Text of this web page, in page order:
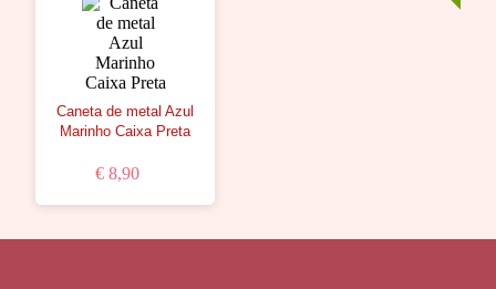
Caneta de metal Azul
Marinho Caixa Preta
€ 8,90